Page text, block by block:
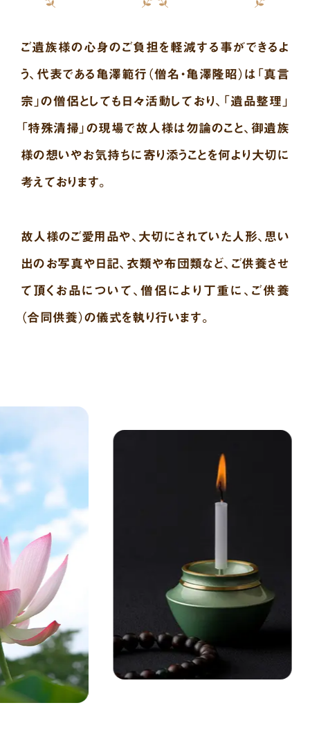
ご遺族様の心身のご負担を軽減する事ができるよ
う、代表である亀澤範行（僧名・亀澤隆昭）は「真言
宗」の僧侶としても日々活動しており、「遺品整理」
「特殊清掃」の現場で故人様は勿論のこと、御遺族
様の想いやお気持ちに寄り添うことを何より大切に
考えております。
故人様のご愛用品や、大切にされていた人形、思い
出のお写真や日記、衣類や布団類など、ご供養させ
て頂くお品について、僧侶により丁重に、ご供養
（合同供養）の儀式を執り行います。